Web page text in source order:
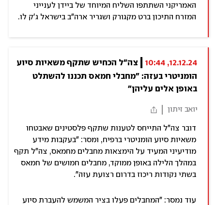
האמריקני השתתפו השליח המיוחד של ביידן לענייני
המזרח התיכון ברט מקגורק ושגריר ארה"ב בישראל ג'ק לו.
12.12.24, 10:44
הומניטרי בעזה: "מחבלי חמאס תכננו להשתלט
באופן אלים עליהן"
יואב זיתון
דובר צה"ל התייחס לטענות שתקף פלסטינים שאבטחו
משאיות סיוע הומניטרי ברפיח, ומסר: "בעקבות מידע
מודיעיני המעיד על הימצאות מחבלים מחמאס, צה"ל תקף
במהלך הלילה באופן ממוקד, מחבלים חמושים של חמאס
בשתי נקודות ריכוז בדרום רצועת עזה".
עוד נמסר: "המחבלים פעלו בציר המשמש להעברת סיוע